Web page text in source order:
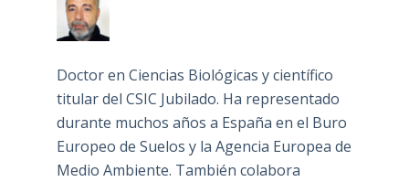
Doctor en Ciencias Biológicas y científico
titular del CSIC Jubilado. Ha representado
durante muchos años a España en el Buro
Europeo de Suelos y la Agencia Europea de
Medio Ambiente. También colabora